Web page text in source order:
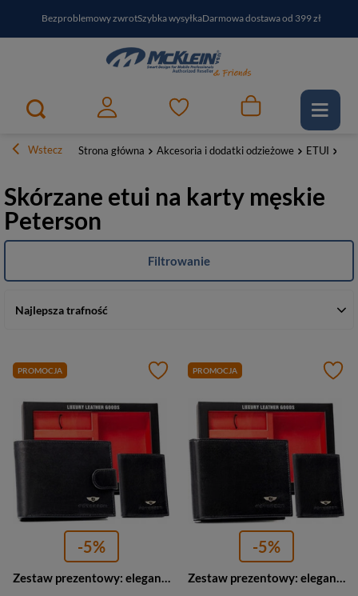
Bezproblemowy zwrotSzybka wysyłkaDarmowa dostawa od 399 zł
PayPo - kup i zapłać za30 dniZapisz się do newslettera i odbierz RABAT
Wstecz Strona główna Akcesoria i dodatki odzieżowe ETUI
Skórzane etui na karty męskie
Peterson
Najlepsza trafność
Filtrowanie
PROMOCJA
-5%
Zestaw prezentowy: elegancki skórzany portfel, etui na karty i brelok czarny - Peterson SET3-N992L-VT
PROMOCJA
-5%
Zestaw prezentowy: elegancki skórzany portfel, etui na karty czarny i brelok - Peterson SET3-N992-VT